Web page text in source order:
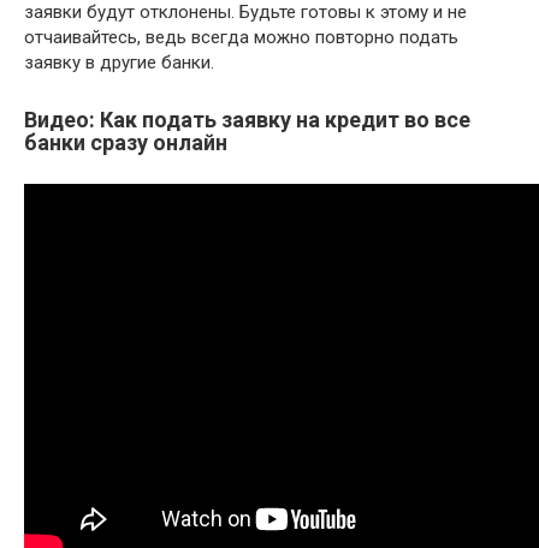
заявки будут отклонены. Будьте готовы к этому и не
отчаивайтесь, ведь всегда можно повторно подать
заявку в другие банки.
Видео: Как подать заявку на кредит во все
банки сразу онлайн